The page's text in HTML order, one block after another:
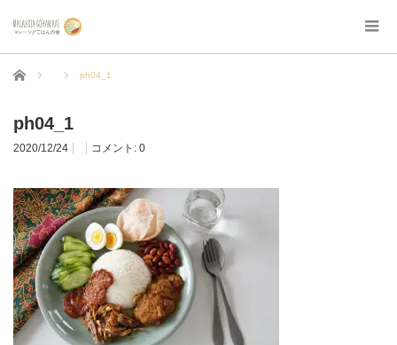
ホーム ph04_1
ph04_1
2020/12/24 コメント: 0